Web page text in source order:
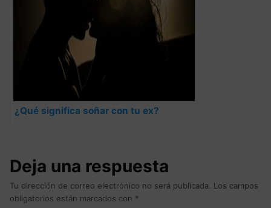
¿Qué significa soñar con tu ex?
Deja una respuesta
Tu dirección de correo electrónico no será publicada.
Los campos
obligatorios están marcados con *